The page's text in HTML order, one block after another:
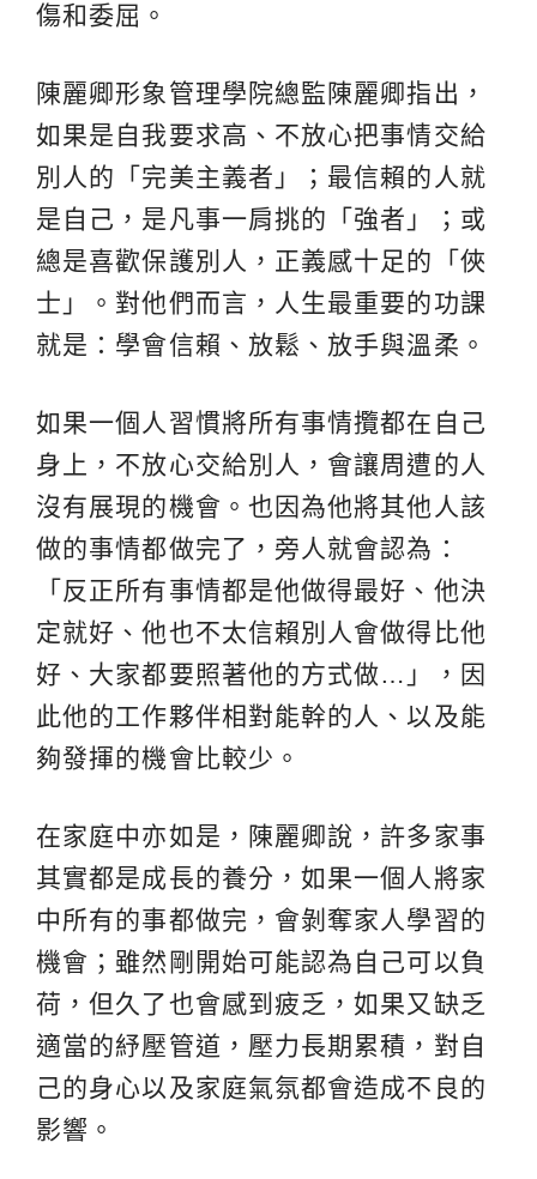
傷和委屈。
陳麗卿形象管理學院總監陳麗卿指出，
如果是自我要求高、不放心把事情交給
別人的「完美主義者」；最信賴的人就
是自己，是凡事一肩挑的「強者」；或
總是喜歡保護別人，正義感十足的「俠
士」。對他們而言，人生最重要的功課
就是：學會信賴、放鬆、放手與溫柔。
如果一個人習慣將所有事情攬都在自己
身上，不放心交給別人，會讓周遭的人
沒有展現的機會。也因為他將其他人該
做的事情都做完了，旁人就會認為：
「反正所有事情都是他做得最好、他決
定就好、他也不太信賴別人會做得比他
好、大家都要照著他的方式做…」，因
此他的工作夥伴相對能幹的人、以及能
夠發揮的機會比較少。
在家庭中亦如是，陳麗卿說，許多家事
其實都是成長的養分，如果一個人將家
中所有的事都做完，會剝奪家人學習的
機會；雖然剛開始可能認為自己可以負
荷，但久了也會感到疲乏，如果又缺乏
適當的紓壓管道，壓力長期累積，對自
己的身心以及家庭氣氛都會造成不良的
影響。